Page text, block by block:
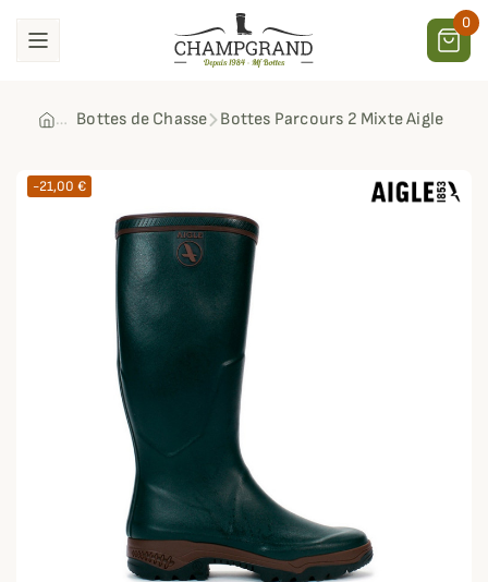
0
Bottes de Chasse Bottes Parcours 2 Mixte Aigle
-21,00 €